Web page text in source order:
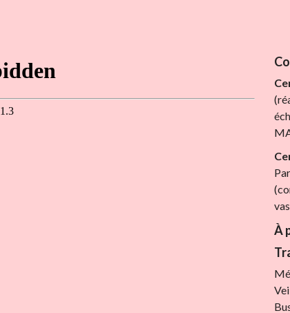
À